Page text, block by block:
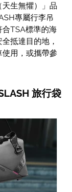
天生無懼）」品
專屬行李吊
TSA標準的海
抵達目的地，
用，或攜帶參
旅行袋